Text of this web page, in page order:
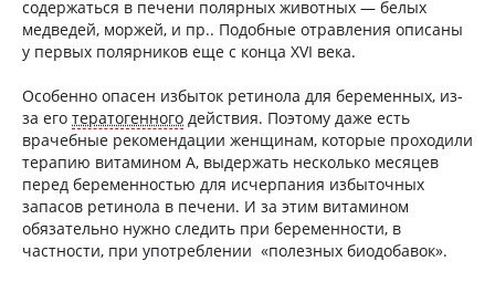
содержаться в печени полярных животных — белых
медведей, моржей, и пр.. Подобные отравления описаны
у первых полярников еще с конца XVI века.
Особенно опасен избыток ретинола для беременных, из-
за его тератогенного действия. Поэтому даже есть
врачебные рекомендации женщинам, которые проходили
терапию витамином A, выдержать несколько месяцев
перед беременностью для исчерпания избыточных
запасов ретинола в печени. И за этим витамином
обязательно нужно следить при беременности, в
частности, при употреблении «полезных биодобавок».